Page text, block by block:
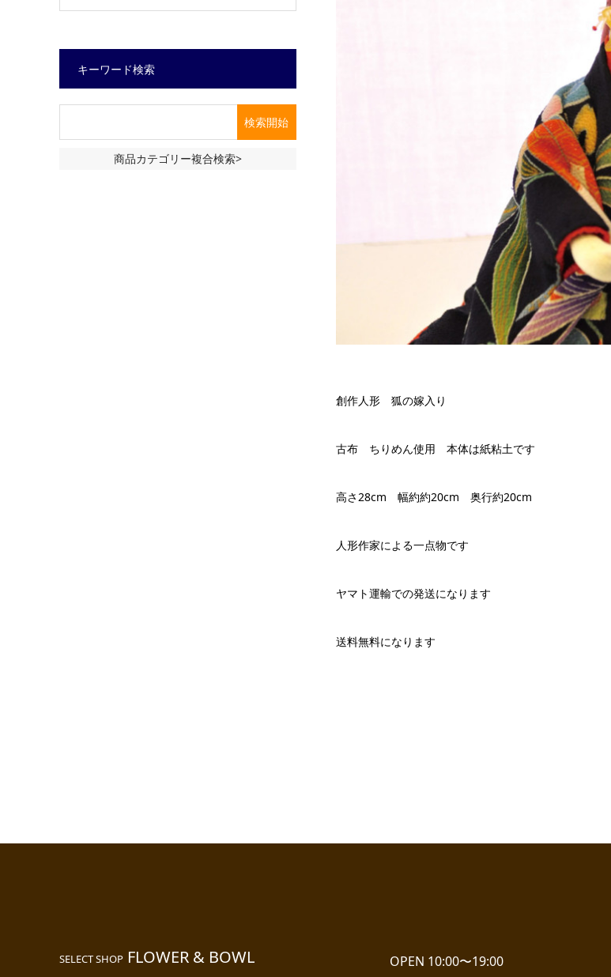
創作人形 狐の嫁入り
古布 ちりめん使用 本体は紙粘土です
高さ28cm 幅約約20cm 奥行約20cm
人形作家による一点物です
ヤマト運輸での発送になります
送料無料になります
キーワード検索
商品カテゴリー複合検索>
SELECT SHOP FLOWER & BOWL OPEN 10:00〜19:00